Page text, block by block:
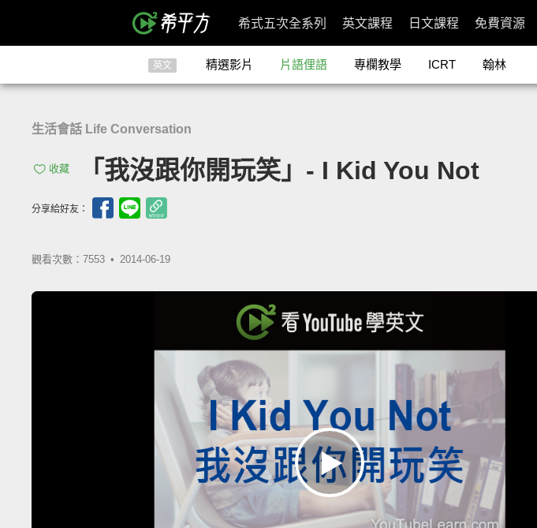
希式五次全系列 英文課程 日文課程 免費資源
英文 精選影片 片語俚語 專欄教學 ICRT 翰林
生活會話 Life Conversation
收藏 「我沒跟你開玩笑」- I Kid You Not
分享給好友：
觀看次數：7553 • 2014-06-19